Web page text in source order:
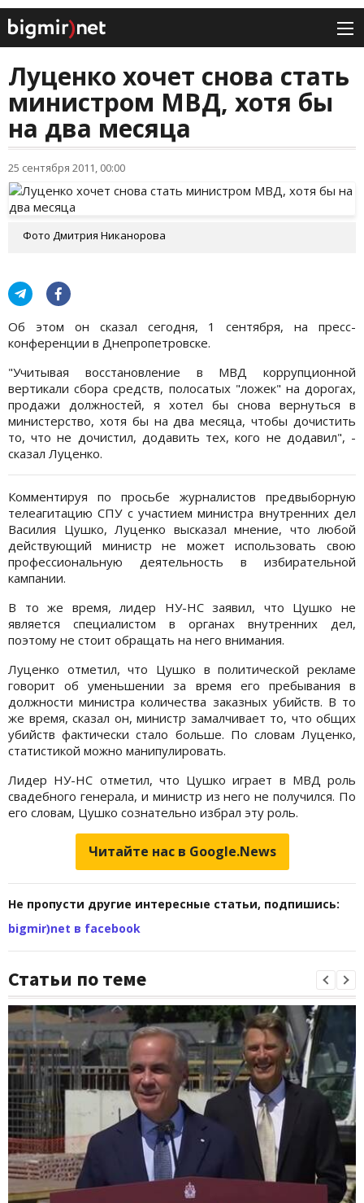
Луценко хочет снова стать
министром МВД, хотя бы
на два месяца
25 сентября 2011, 00:00
Фото Дмитрия Никанорова
Об этом он сказал сегодня, 1 сентября, на пресс-
конференции в Днепропетровске.
"Учитывая восстановление в МВД коррупционной
вертикали сбора средств, полосатых "ложек" на дорогах,
продажи должностей, я хотел бы снова вернуться в
министерство, хотя бы на два месяца, чтобы дочистить
то, что не дочистил, додавить тех, кого не додавил", -
сказал Луценко.
Комментируя по просьбе журналистов предвыборную
телеагитацию СПУ с участием министра внутренних дел
Василия Цушко, Луценко высказал мнение, что любой
действующий министр не может использовать свою
профессиональную деятельность в избирательной
кампании.
В то же время, лидер НУ-НС заявил, что Цушко не
является специалистом в органах внутренних дел,
поэтому не стоит обращать на него внимания.
Луценко отметил, что Цушко в политической рекламе
говорит об уменьшении за время его пребывания в
должности министра количества заказных убийств. В то
же время, сказал он, министр замалчивает то, что общих
убийств фактически стало больше. По словам Луценко,
статистикой можно манипулировать.
Лидер НУ-НС отметил, что Цушко играет в МВД роль
свадебного генерала, и министр из него не получился. По
его словам, Цушко сознательно избрал эту роль.
Читайте нас в Google.News
Не пропусти другие интересные статьи, подпишись:
bigmir)net в facebook
Статьи по теме